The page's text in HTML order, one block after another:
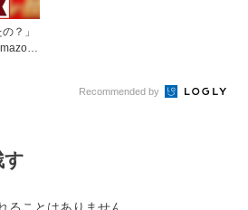
？」
Recommended by
す
ることはありません。